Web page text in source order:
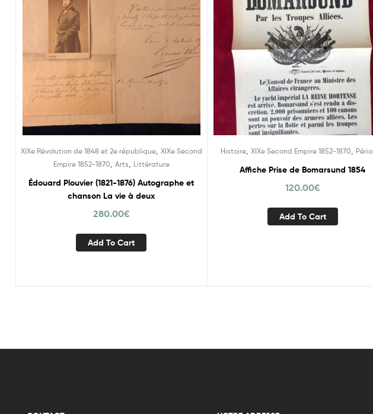
XIXe Révolution de 1848 et 2e république, XIXe Second
Empire 1852-1870 Arts Littérature
Édouard Plouvier (1821-1876) Autographe et
chanson La vie à deux
280.00€
Add To Cart
Histoire, XIXe Second Empire 1852-1870
Affiche Prise de Bomarsund 1854
120.00€
Add To Cart